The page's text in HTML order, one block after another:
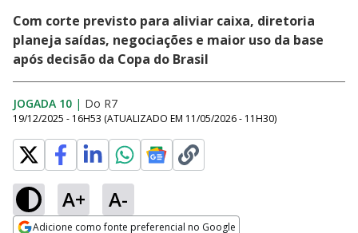
Com corte previsto para aliviar caixa, diretoria
planeja saídas, negociações e maior uso da base
após decisão da Copa do Brasil
JOGADA 10 | Do R7
19/12/2025 - 16H53 (ATUALIZADO EM 11/05/2026 - 11H30)
A+ A-
Adicione como fonte preferencial no Google